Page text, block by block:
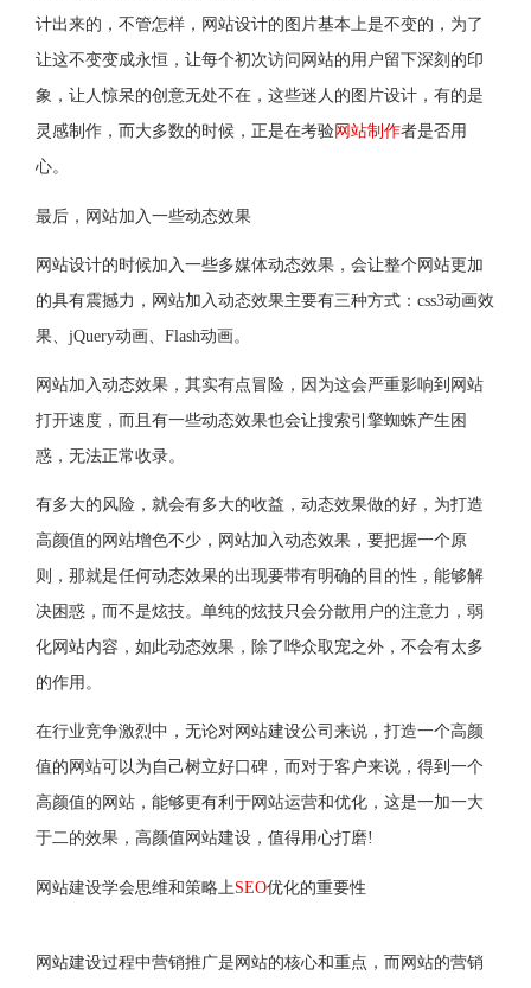
计出来的，不管怎样，网站设计的图片基本上是不变的，为了
让这不变变成永恒，让每个初次访问网站的用户留下深刻的印
象，让人惊呆的创意无处不在，这些迷人的图片设计，有的是
灵感制作，而大多数的时候，正是在考验网站制作者是否用
心。
最后，网站加入一些动态效果
网站设计的时候加入一些多媒体动态效果，会让整个网站更加
的具有震撼力，网站加入动态效果主要有三种方式：css3动画效
果、jQuery动画、Flash动画。
网站加入动态效果，其实有点冒险，因为这会严重影响到网站
打开速度，而且有一些动态效果也会让搜索引擎蜘蛛产生困
惑，无法正常收录。
有多大的风险，就会有多大的收益，动态效果做的好，为打造
高颜值的网站增色不少，网站加入动态效果，要把握一个原
则，那就是任何动态效果的出现要带有明确的目的性，能够解
决困惑，而不是炫技。单纯的炫技只会分散用户的注意力，弱
化网站内容，如此动态效果，除了哗众取宠之外，不会有太多
的作用。
在行业竞争激烈中，无论对网站建设公司来说，打造一个高颜
值的网站可以为自己树立好口碑，而对于客户来说，得到一个
高颜值的网站，能够更有利于网站运营和优化，这是一加一大
于二的效果，高颜值网站建设，值得用心打磨!
网站建设学会思维和策略上 SEO优化的重要性
网站建设过程中营销推广是网站的核心和重点，而网站的营销